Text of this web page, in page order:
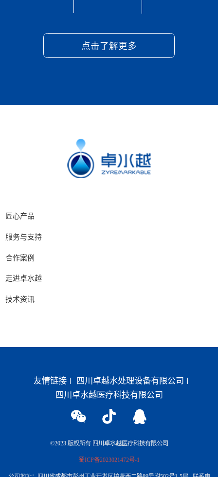
点击了解更多
匠心产品
服务与支持
合作案例
走进卓水越
技术资讯
友情链接
四川卓越水处理设备有限公司
四川卓水越医疗科技有限公司
©2023 版权所有 四川卓水越医疗科技有限公司
蜀ICP备2023021472号-1